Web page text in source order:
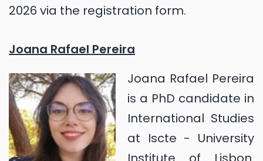
2026 via the registration form.
Joana Rafael Pereira
Joana Rafael Pereira
is a PhD candidate in
International Studies
at Iscte - University